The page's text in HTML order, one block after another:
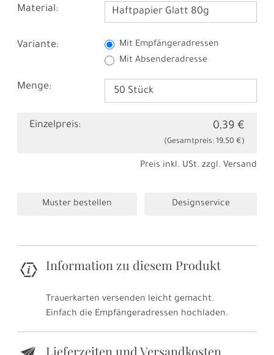
Material: Haftpapier Glatt 80g
Variante:
Mit Empfängeradressen
Mit Absenderadresse
Menge:
Einzelpreis: 0,39 €
(Gesamtpreis: 19,50 €)
Preis inkl. USt. zzgl. Versand
Muster bestellen Designservice
Information zu diesem Produkt
Trauerkarten versenden leicht gemacht.
Einfach die Empfängeradressen hochladen.
Lieferzeiten und Versandkosten